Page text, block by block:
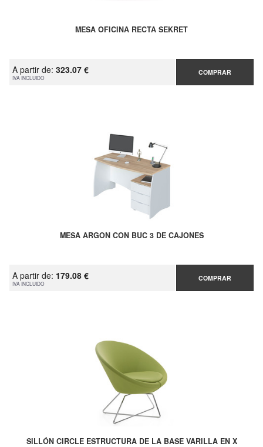
MESA OFICINA RECTA SEKRET
A partir de: 323.07 €
IVA INCLUIDO
COMPRAR
MESA ARGON CON BUC 3 DE CAJONES
A partir de: 179.08 €
IVA INCLUIDO
COMPRAR
SILLÓN CIRCLE ESTRUCTURA DE LA BASE VARILLA EN X